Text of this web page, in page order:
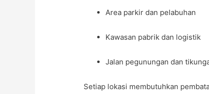
Area parkir dan pelabuhan
Kawasan pabrik dan logistik
Jalan pegunungan dan
Setiap lokasi membutuhkan